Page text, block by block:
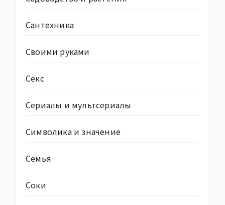
Сантехника
Своими руками
Секс
Сериалы и мультсериалы
Символика и значение
Семья
Соки